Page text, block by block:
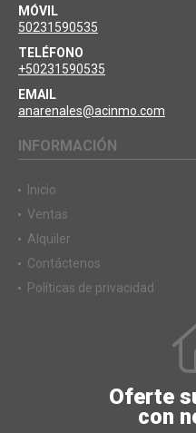
MÓVIL
50231590535
TELÉFONO
+50231590535
EMAIL
anarenales@acinmo.com
INFORMACIÓN
Inicio
Ventas
Alquiler
Contáctenos
Políticas de privacidad
Oferte
con